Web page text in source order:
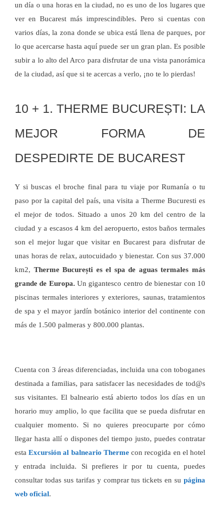
un día o una horas en la ciudad, no es uno de los lugares que
ver en Bucarest más imprescindibles. Pero si cuentas con
varios días, la zona donde se ubica está llena de parques, por
lo que acercarse hasta aquí puede ser un gran plan. Es posible
subir a lo alto del Arco para disfrutar de una vista panorámica
de la ciudad, así que si te acercas a verlo, ¡no te lo pierdas!
10 + 1. THERME BUCUREȘTI: LA
MEJOR FORMA DE
DESPEDIRTE DE BUCAREST
Y si buscas el broche final para tu viaje por Rumanía o tu
paso por la capital del país, una visita a Therme Bucuresti es
el mejor de todos. Situado a unos 20 km del centro de la
ciudad y a escasos 4 km del aeropuerto, estos baños termales
son el mejor lugar que visitar en Bucarest para disfrutar de
unas horas de relax, autocuidado y bienestar. Con sus 37.000
km2, Therme București es el spa de aguas termales más
grande de Europa. Un gigantesco centro de bienestar con 10
piscinas termales interiores y exteriores, saunas, tratamientos
de spa y el mayor jardín botánico interior del continente con
más de 1.500 palmeras y 800.000 plantas.
Cuenta con 3 áreas diferenciadas, incluida una con toboganes
destinada a familias, para satisfacer las necesidades de tod@s
sus visitantes. El balneario está abierto todos los días en un
horario muy amplio, lo que facilita que se pueda disfrutar en
cualquier momento. Si no quieres preocuparte por cómo
llegar hasta allí o dispones del tiempo justo, puedes contratar
estaExcursión al balneario Thermecon recogida en el hotel
y entrada incluida. Si prefieres ir por tu cuenta, puedes
consultar todas sus tarifas y comprar tus tickets en su página
web oficial.